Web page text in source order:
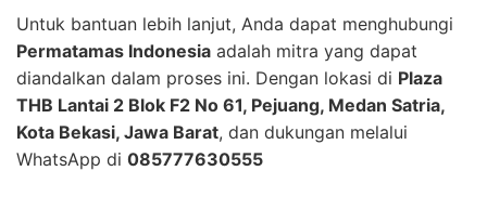
Untuk bantuan lebih lanjut, Anda dapat menghubungi
Permatamas Indonesia adalah mitra yang dapat
diandalkan dalam proses ini. Dengan lokasi di Plaza
THB Lantai 2 Blok F2 No 61, Pejuang, Medan Satria,
Kota Bekasi, Jawa Barat, dan dukungan melalui
WhatsApp di 085777630555